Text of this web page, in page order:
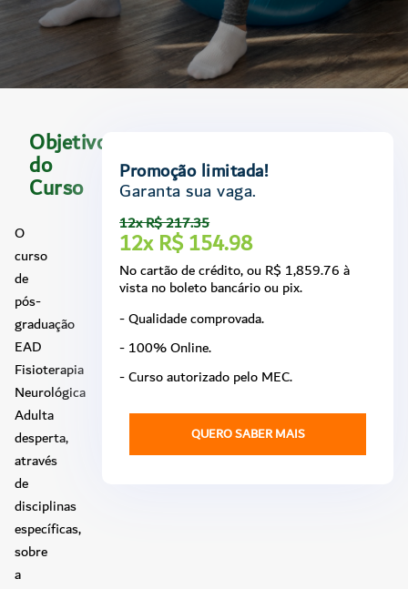
Objetivo
do
Curso
O
curso
de
pós-
graduação
EAD
Fisioterapia
Neurológica
Adulta
desperta,
através
de
disciplinas
específicas,
sobre
a
Promoção limitada!
Garanta sua vaga.
12x R$ 217.35
12x R$ 154.98
No cartão de crédito, ou R$ 1,859.76 à
vista no boleto bancário ou pix.
- Qualidade comprovada.
- 100% Online.
- Curso autorizado pelo MEC.
QUERO SABER MAIS